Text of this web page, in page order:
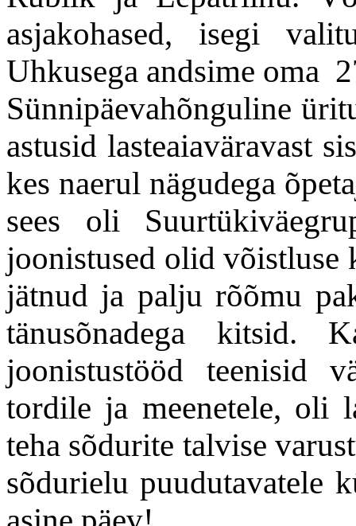
asjakohased, isegi
Uhkusega andsime oma
Sünnipäevahõnguline
astusid lasteaiaväravast
kes naerul nägudega
sees oli
joonistused olid võistluse
jätnud ja palju rõõmu
tänusõnadega kitsid.
joonistustööd teenisid
tordile ja meenetele, oli
teha sõdurite talvise
sõdurielu puudutavatele